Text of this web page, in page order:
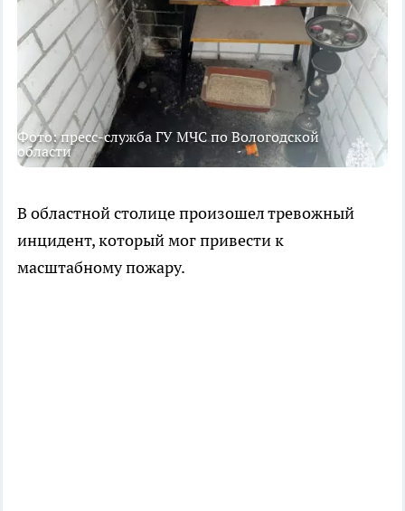
Фото: пресс-служба ГУ МЧС по Вологодской
области
В областной столице произошел тревожный
инцидент, который мог привести к
масштабному пожару.